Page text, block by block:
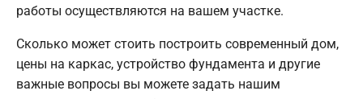
работы осуществляются на вашем участке.
Сколько может стоить построить современный дом,
цены на каркас, устройство фундамента и другие
важные вопросы вы можете задать нашим